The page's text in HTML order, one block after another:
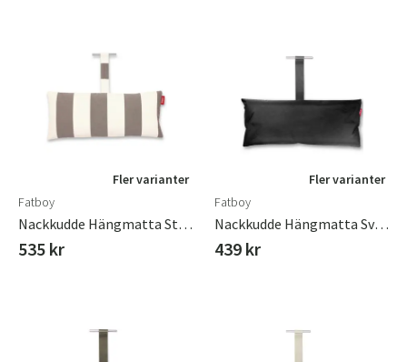
Fler varianter
Fatboy
Nackkudde Hängmatta Stripe Cacao
535 kr
Fler varianter
Fatboy
Nackkudde Hängmatta Svart
439 kr